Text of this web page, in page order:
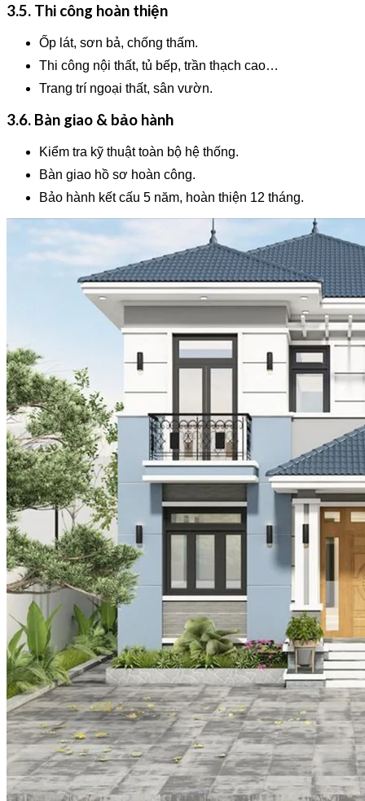
3.5. Thi công hoàn thiện
Ốp lát, sơn bả, chống thấm.
Thi công nội thất, tủ bếp, trần thạch cao…
Trang trí ngoại thất, sân vườn.
3.6. Bàn giao & bảo hành
Kiểm tra kỹ thuật toàn bộ hệ thống.
Bàn giao hồ sơ hoàn công.
Bảo hành kết cấu 5 năm, hoàn thiện 12 tháng.